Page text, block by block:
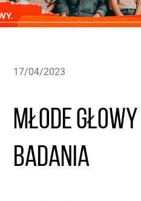
17/04/2023
MŁODE
badania